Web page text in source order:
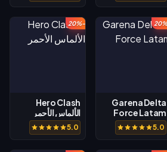
Garena Delta
Force Latam
5.0
-20%
Hero Clash
الألماس الأحمر
5.0